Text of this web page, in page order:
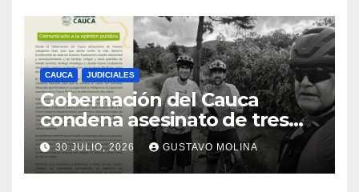
CAUCA JUDICIALES
Gobernación del Cauca
condena asesinato de tres
ciudadanos y exige medidas
urgentes al Gobierno
Nacional
30 JULIO, 2026 GUSTAVO MOLINA